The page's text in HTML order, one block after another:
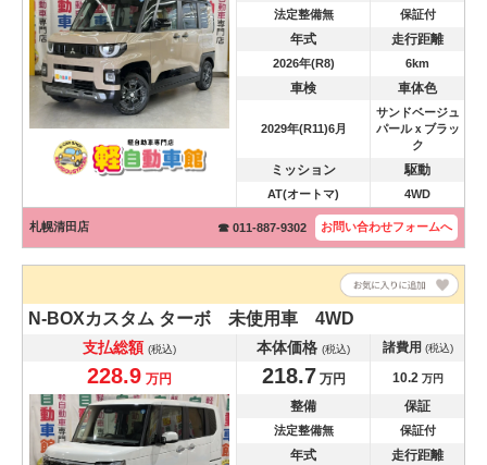
法定整備無 保証付
年式 走行距離
2026年(R8) 6km
車検 車体色
2029年(R11)6月
サンドベージュ
パールｘブラッ
ク
ミッション 駆動
AT(オートマ) 4WD
札幌清田店 ☎ 011-887-9302 お問い合わせフォームへ
N-BOXカスタム ターボ 未使用車 4WD
支払総額 (税込) 本体価格 (税込) 諸費用 (税込)
228.9 万円 218.7 万円 10.2 万円
整備 保証
法定整備無 保証付
年式 走行距離